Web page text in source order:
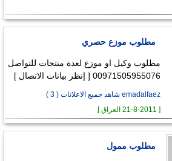
مطلوب موزع حصري
مطلوب وكيل او موزع لعدة منتجات للتواصل
00971505955076 [ إنظر بيانات الاتصال ]
emadalfaez شاهد جميع الاعلانات ( 3 )
[ 21-8-2011 العراق ]
مطلوب ممول